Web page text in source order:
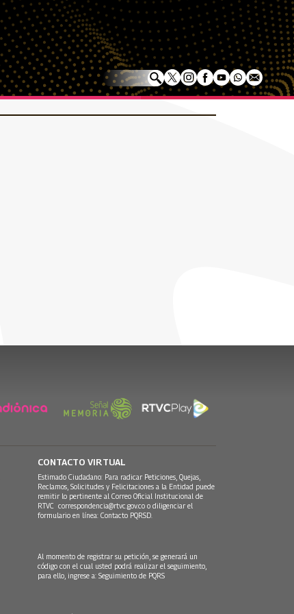
CONTACTO VIRTUAL
Estimado Ciudadano: Para radicar Peticiones, Quejas,
Reclamos, Solicitudes y Felicitaciones a la Entidad puede
remitir lo pertinente al Correo Oficial Institucional de
RTVC correspondencia@rtvc.gov.co o diligenciar el
formulario en línea: Contacto PQRSD.
Al momento de registrar su petición, se generará un
código con el cual usted podrá realizar el seguimiento,
para ello, ingrese a: Seguimiento de PQRS